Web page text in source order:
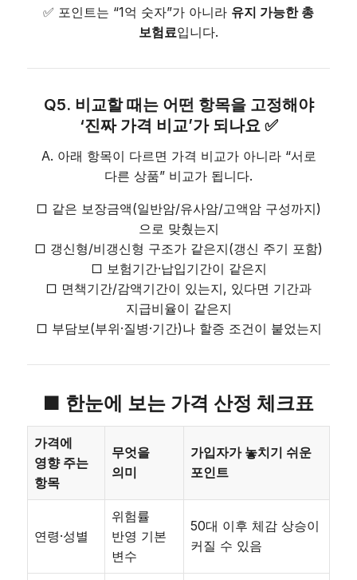
✅ 포인트는 “1억 숫자”가 아니라 유지 가능한 총
보험료입니다.
Q5. 비교할 때는 어떤 항목을 고정해야
‘진짜 가격 비교’가 되나요 ✅
A. 아래 항목이 다르면 가격 비교가 아니라 “서로
다른 상품” 비교가 됩니다.
□ 같은 보장금액(일반암/유사암/고액암 구성까지)
으로 맞췄는지
□ 갱신형/비갱신형 구조가 같은지(갱신 주기 포함)
□ 보험기간·납입기간이 같은지
□ 면책기간/감액기간이 있는지, 있다면 기간과
지급비율이 같은지
□ 부담보(부위·질병·기간)나 할증 조건이 붙었는지
■ 한눈에 보는 가격 산정 체크표
가격에
영향 주는
항목
무엇을
의미
가입자가 놓치기 쉬운
포인트
연령·성별
위험률
반영 기본
변수
50대 이후 체감 상승이
커질 수 있음